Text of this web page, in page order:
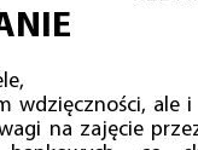
wdzięczności, ale
na zajęcie